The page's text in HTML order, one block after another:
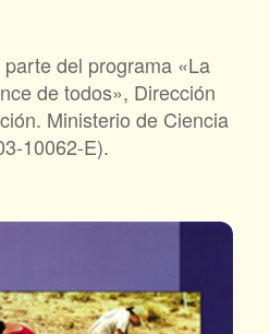
del programa «La
de todos», Dirección
Ministerio de Ciencia
10062-E).